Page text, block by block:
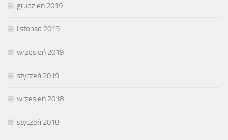
grudzień 2019
listopad 2019
wrzesień 2019
styczeń 2019
wrzesień 2018
styczeń 2018